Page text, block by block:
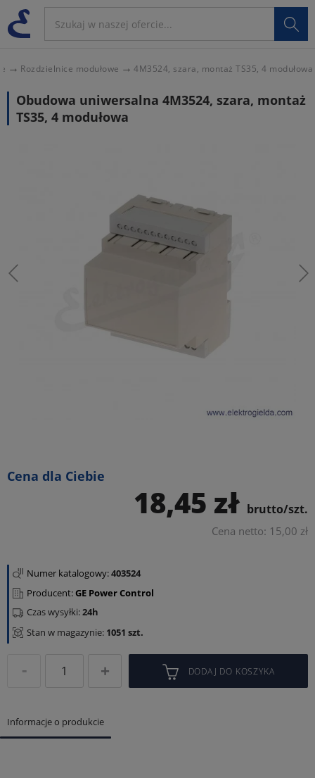

Rozdzielnice modułowe 4M3524, szara, montaż TS35, 4 modułowa
Obudowa uniwersalna 4M3524, szara, montaż
TS35, 4 modułowa
Cena dla Ciebie
18,45 zł brutto/szt.
Cena netto: 15,00 zł
Numer katalogowy:403524
Producent:GE Power Control
Stan w magazynie: 1051 szt.
Czas wysyłki:24h
DODAJ DO KOSZYKA
Informacje o produkcie